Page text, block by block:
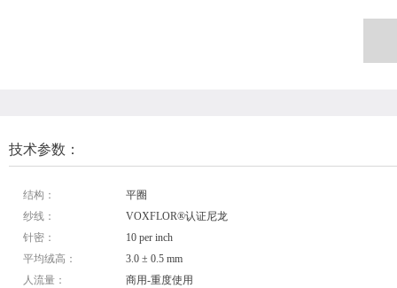
技术参数：
结构：
平圈
纱线：
VOXFLOR®认证尼龙
针密：
10 per inch
平均绒高：
3.0 ± 0.5 mm
人流量：
商用-重度使用